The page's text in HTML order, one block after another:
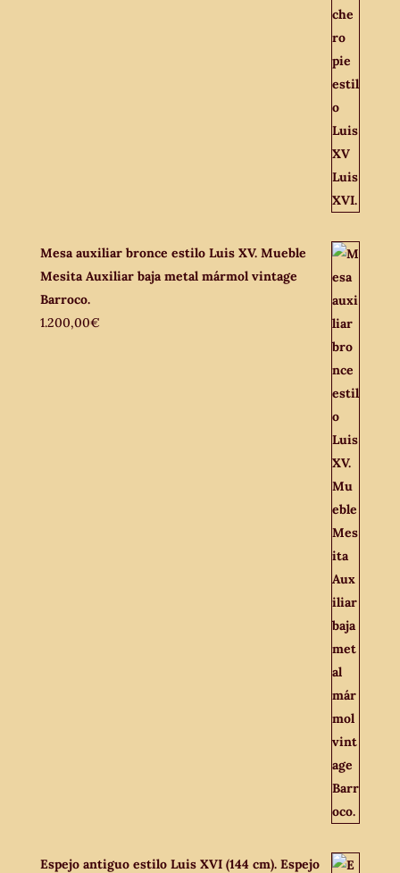
Mesa auxiliar bronce estilo Luis XV. Mueble
Mesita Auxiliar baja metal mármol vintage
Barroco.
1.200,00€
Espejo antiguo estilo Luis XVI (144 cm). Espejo